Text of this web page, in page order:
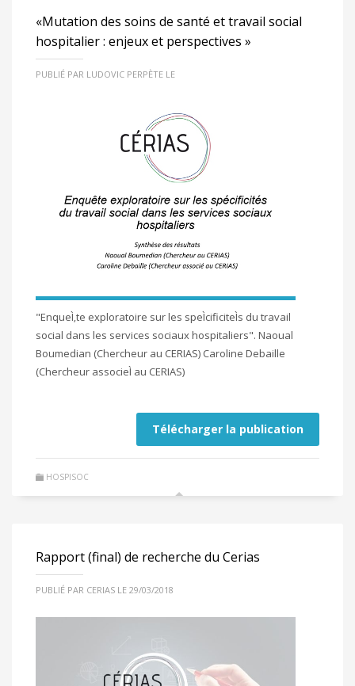
«Mutation des soins de santé et travail social
hospitalier : enjeux et perspectives »
PUBLIÉ PAR LUDOVIC PERPÈTE LE
"EnqueÌ‚te exploratoire sur les speÌcificiteÌs du travail
social dans les services sociaux hospitaliers". Naoual
Boumedian (Chercheur au CERIAS) Caroline Debaille
(Chercheur associeÌ au CERIAS)
Télécharger la publication
HOSPISOC
Rapport (final) de recherche du Cerias
PUBLIÉ PAR CERIAS LE 29/03/2018